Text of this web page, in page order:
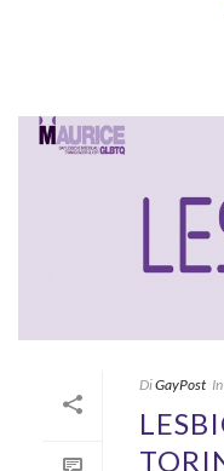
DiGayPost In